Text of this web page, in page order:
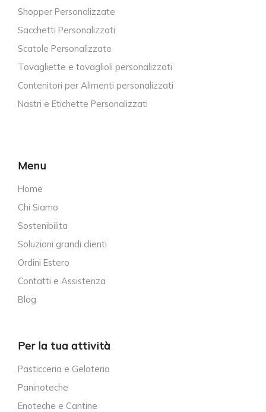
Shopper Personalizzate
Sacchetti Personalizzati
Scatole Personalizzate
Tovagliette e tovaglioli personalizzati
Contenitori per Alimenti personalizzati
Nastri e Etichette Personalizzati
Menu
Home
Chi Siamo
Sostenibilita
Soluzioni grandi clienti
Ordini Estero
Contatti e Assistenza
Blog
Per la tua attività
Pasticceria e Gelateria
Paninoteche
Enoteche e Cantine